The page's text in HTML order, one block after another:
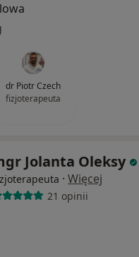
dr Piotr Czech
fizjoterapeuta
Jolanta Oleksy
· Więcej
21 opinii